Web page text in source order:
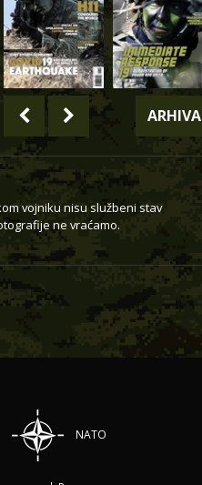
ARHIVA
vojniku nisu službeni stav
ne vraćamo.
NATO